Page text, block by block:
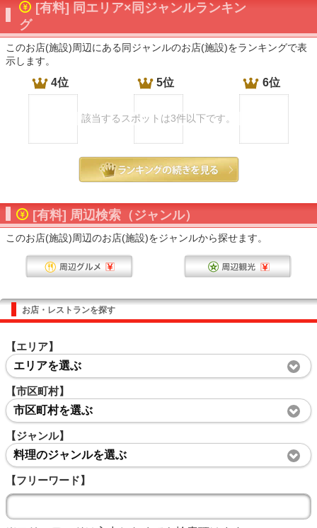
[有料] 同エリア×同ジャンルランキン
グ
このお店(施設)周辺にある同ジャンルのお店(施設)をランキングで表
示します。
4位 5位 6位
該当するスポットは3件以下です。
[有料] 周辺検索（ジャンル）
このお店(施設)周辺のお店(施設)をジャンルから探せます。
お店・レストランを探す
【エリア】
エリアを選ぶ
【市区町村】
市区町村を選ぶ
【ジャンル】
料理のジャンルを選ぶ
【フリーワード】